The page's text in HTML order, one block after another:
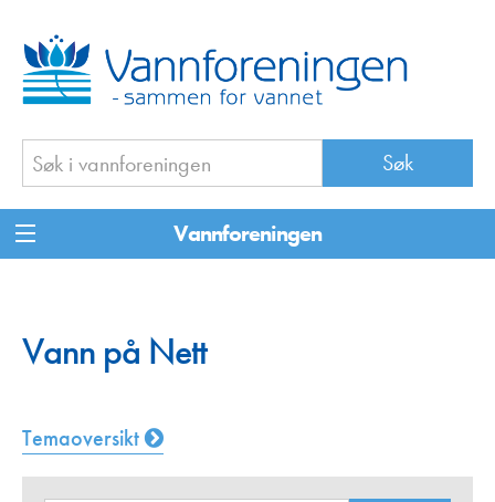
Vannforeningen
Vann på Nett
Temaoversikt